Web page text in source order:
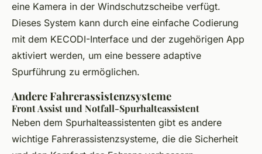
eine Kamera in der Windschutzscheibe verfügt.
Dieses System kann durch eine einfache Codierung
mit dem KECODI-Interface und der zugehörigen App
aktiviert werden, um eine bessere adaptive
Spurführung zu ermöglichen.
Andere Fahrerassistenzsysteme
Front Assist und Notfall-Spurhalteassistent
Neben dem Spurhalteassistenten gibt es andere
wichtige Fahrerassistenzsysteme, die die Sicherheit